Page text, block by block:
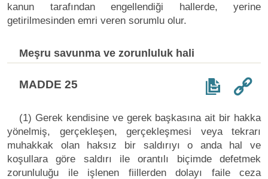
kanun tarafından engellendiği hallerde, yerine
getirilmesinden emri veren sorumlu olur.
Meşru savunma ve zorunluluk hali
MADDE 25
(1) Gerek kendisine ve gerek başkasına ait bir hakka
yönelmiş, gerçekleşen, gerçekleşmesi veya tekrarı
muhakkak olan haksız bir saldırıyı o anda hal ve
koşullara göre saldırı ile orantılı biçimde defetmek
zorunluluğu ile işlenen fiillerden dolayı faile ceza